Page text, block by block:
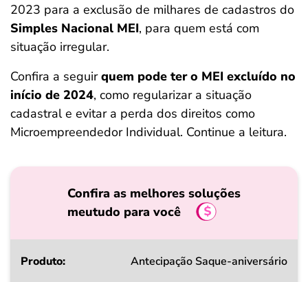
2023 para a exclusão de milhares de cadastros do
Simples Nacional MEI, para quem está com
situação irregular.
Confira a seguirquem pode ter o MEI excluído no
início de 2024, como regularizar a situação
cadastral e evitar a perda dos direitos como
Microempreendedor Individual. Continue a leitura.
Confira as melhores soluções
meutudo para você
Produto
Antecipação Saque-aniversário